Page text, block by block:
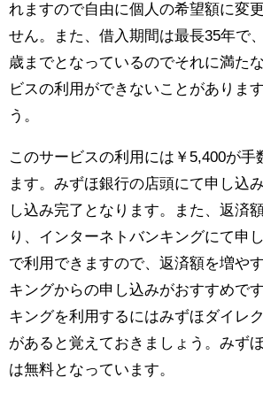
れますので自由に個人の希望額に変
せん。また、借入期間は最長35年で
歳までとなっているのでそれに満た
ビスの利用ができないことがありま
う。
このサービスの利用には￥5,400が手
ます。みずほ銀行の店頭にて申し込
し込み完了となります。また、返済
り、インターネトバンキングにて申
で利用できますので、返済額を増や
キングからの申し込みがおすすめで
キングを利用するにはみずほダイレ
があると覚えておきましょう。みず
は無料となっています。